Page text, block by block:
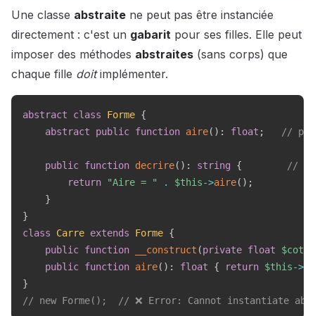
Une classe abstraite ne peut pas être instanciée
directement : c'est un gabarit pour ses filles. Elle peut
imposer des méthodes abstraites (sans corps) que
chaque fille doitimplémenter.
abstract class Forme {
abstract
public function aire( ) : float ; //
public function decrire( ) : string {
//
return
"Aire = " . $this->aire( ) ;
}
}
class
Carre extends Forme {
public function __construct (private float $cote
public function aire( ) : float { return $this->
}
// new Forme();  // ❌ Error: Cannot instantiate